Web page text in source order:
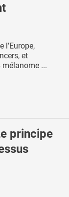
l’Europe,
et
...
principe